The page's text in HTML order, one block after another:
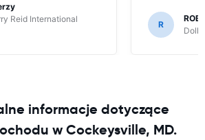
Reid International
R
informacje dotyczące
w Cockeysville, MD.